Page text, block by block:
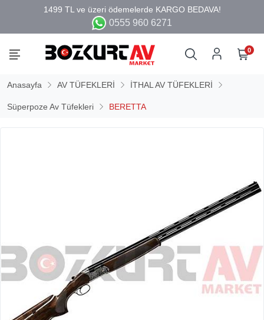
0555 960 6271
0
Anasayfa AV TÜFEKLERİ İTHAL AV TÜFEKLERİ
Süperpoze Av Tüfekleri BERETTA